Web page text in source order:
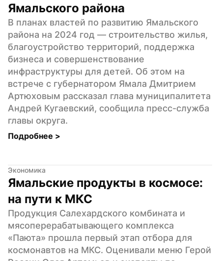
Ямальского района
В планах властей по развитию Ямальского
района на 2024 год — строительство жилья,
благоустройство территорий, поддержка
бизнеса и совершенствование
инфраструктуры для детей. Об этом на
встрече с губернатором Ямала Дмитрием
Артюховым рассказал глава муниципалитета
Андрей Кугаевский, сообщила пресс-служба
главы округа.
Подробнее >
Экономика
Ямальские продукты в космосе:
на пути к МКС
Продукция Салехардского комбината и
мясоперерабатывающего комплекса
«Паюта» прошла первый этап отбора для
космонавтов на МКС. Оценивали меню Герой